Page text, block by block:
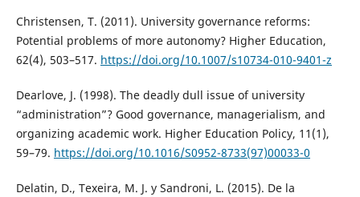
Christensen, T. (2011). University governance reforms:
Potential problems of more autonomy? Higher Education,
62(4), 503–517. https://doi.org/10.1007/s10734-010-9401-z
Dearlove, J. (1998). The deadly dull issue of university
“administration”? Good governance, managerialism, and
organizing academic work. Higher Education Policy, 11(1),
59–79. https://doi.org/10.1016/S0952-8733(97)00033-0
Delatin, D., Texeira, M. J. y Sandroni, L. (2015). De la